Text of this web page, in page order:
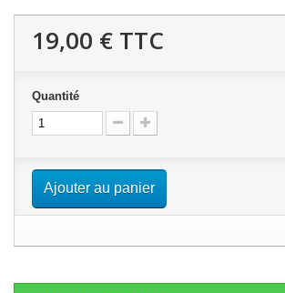
19,00 € TTC
Quantité
Ajouter au panier